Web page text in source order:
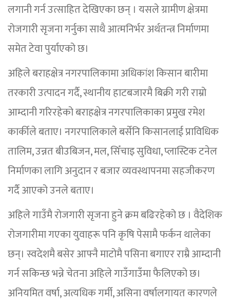
लगानी गर्न उत्साहित देखिएका छन् । यसले ग्रामीण क्षेत्रमा
रोजगारी सृजना गर्नुका साथै आत्मनिर्भर अर्थतन्त्र निर्माणमा
समेत टेवा पुर्याएको छ।
अहिले बराहक्षेत्र नगरपालिकामा अधिकांश किसान बारीमा
तरकारी उत्पादन गर्दै, स्थानीय हाटबजारमै बिक्री गरी राम्रो
आम्दानी गरिरहेको बराहक्षेत्र नगरपालिकाका प्रमुख रमेश
कार्कीले बताए। नगरपालिकाले बर्सेनि किसानलाई प्राविधिक
तालिम, उन्नत बीउबिजन, मल, सिँचाइ सुविधा, प्लास्टिक टनेल
निर्माणका लागि अनुदान र बजार व्यवस्थापनमा सहजीकरण
गर्दै आएको उनले बताए।
अहिले गाउँमै रोजगारी सृजना हुने क्रम बढिरहेको छ । वैदेशिक
रोजगारीमा गएका युवाहरू पनि कृषि पेसामै फर्कन थालेका
छन्। स्वदेशमै बसेर आफ्नै माटोमै पसिना बगाएर राम्रै आम्दानी
गर्न सकिन्छ भन्ने चेतना अहिले गाउँगाउँमा फैलिएको छ।
अनियमित वर्षा, अत्यधिक गर्मी, असिना वर्षालगायत कारणले